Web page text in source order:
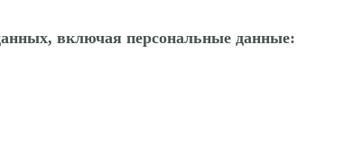
включая персональные данные: